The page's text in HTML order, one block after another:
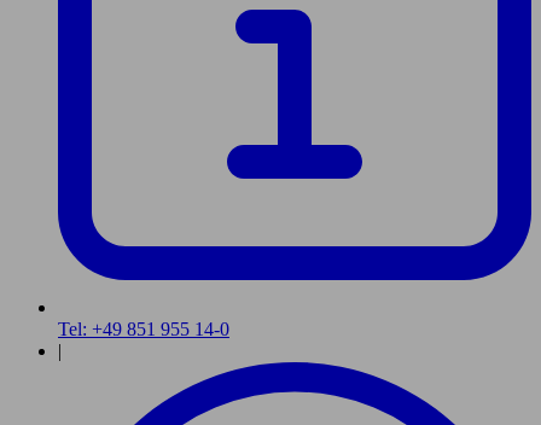
Tel: +49 851 955 14-0
|